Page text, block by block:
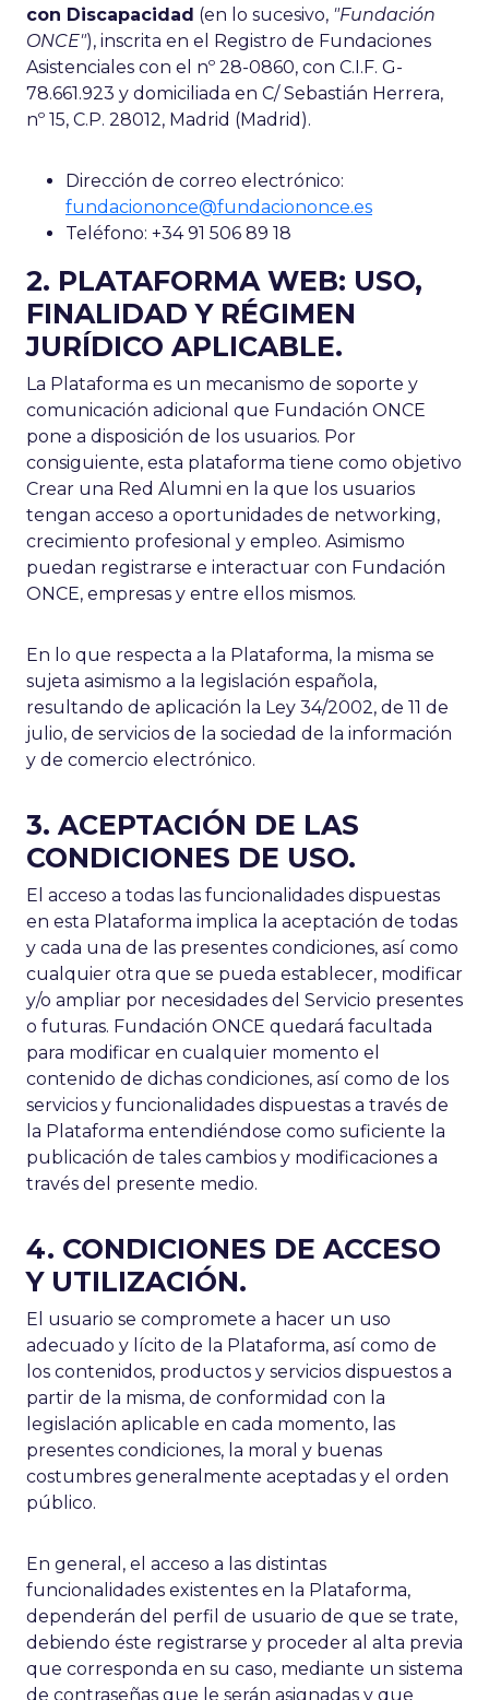
con Discapacidad (en lo sucesivo, "Fundación
ONCE"), inscrita en el Registro de Fundaciones
Asistenciales con el nº 28-0860, con C.I.F. G-
78.661.923 y domiciliada en C/ Sebastián Herrera,
nº 15, C.P. 28012, Madrid (Madrid).
Dirección de correo electrónico:
fundaciononce@fundaciononce.es
Teléfono: +34 91 506 89 18
2. PLATAFORMA WEB: USO,
FINALIDAD Y RÉGIMEN
JURÍDICO APLICABLE.
La Plataforma es un mecanismo de soporte y
comunicación adicional que Fundación ONCE
pone a disposición de los usuarios. Por
consiguiente, esta plataforma tiene como objetivo
Crear una Red Alumni en la que los usuarios
tengan acceso a oportunidades de networking,
crecimiento profesional y empleo. Asimismo
puedan registrarse e interactuar con Fundación
ONCE, empresas y entre ellos mismos.
En lo que respecta a la Plataforma, la misma se
sujeta asimismo a la legislación española,
resultando de aplicación la Ley 34/2002, de 11 de
julio, de servicios de la sociedad de la información
y de comercio electrónico.
3. ACEPTACIÓN DE LAS
CONDICIONES DE USO.
El acceso a todas las funcionalidades dispuestas
en esta Plataforma implica la aceptación de todas
y cada una de las presentes condiciones, así como
cualquier otra que se pueda establecer, modificar
y/o ampliar por necesidades del Servicio presentes
o futuras. Fundación ONCE quedará facultada
para modificar en cualquier momento el
contenido de dichas condiciones, así como de los
servicios y funcionalidades dispuestas a través de
la Plataforma entendiéndose como suficiente la
publicación de tales cambios y modificaciones a
través del presente medio.
4. CONDICIONES DE ACCESO
Y UTILIZACIÓN.
El usuario se compromete a hacer un uso
adecuado y lícito de la Plataforma, así como de
los contenidos, productos y servicios dispuestos a
partir de la misma, de conformidad con la
legislación aplicable en cada momento, las
presentes condiciones, la moral y buenas
costumbres generalmente aceptadas y el orden
público.
En general, el acceso a las distintas
funcionalidades existentes en la Plataforma,
dependerán del perfil de usuario de que se trate,
debiendo éste registrarse y proceder al alta previa
que corresponda en su caso, mediante un sistema
de contraseñas que le serán asignadas y que